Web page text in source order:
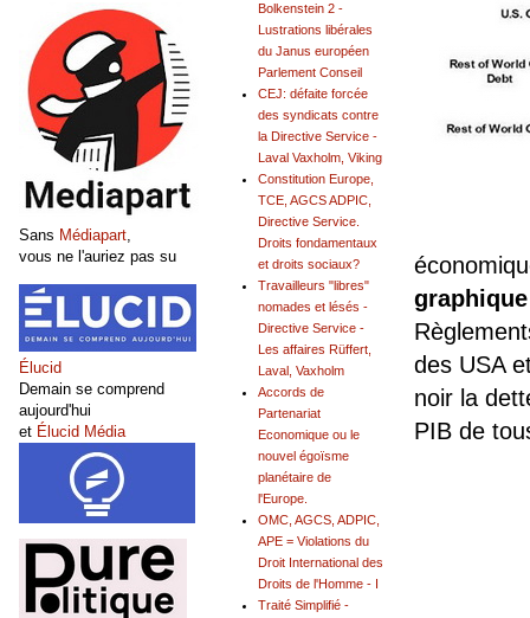
des USA
noir la
PIB de
Bolkenstein 2 -
Lustrations libérales
du Janus européen
Parlement Conseil
CEJ: défaite forcée
des syndicats contre
la Directive Service -
Laval Vaxholm, Viking
Constitution Europe,
TCE, AGCS ADPIC,
Directive Service.
Droits fondamentaux
et droits sociaux?
Travailleurs "libres"
nomades et lésés -
Directive Service -
Les affaires Rüffert,
Laval, Vaxholm
Accords de
Partenariat
Economique ou le
nouvel égoïsme
planétaire de
l'Europe.
OMC, AGCS, ADPIC,
APE = Violations du
Droit International des
Droits de l'Homme - I
Traité Simplifié -
Sans Médiapart,
vous ne l'auriez pas su
Élucid
Demain se comprend
aujourd'hui
et Élucid Média